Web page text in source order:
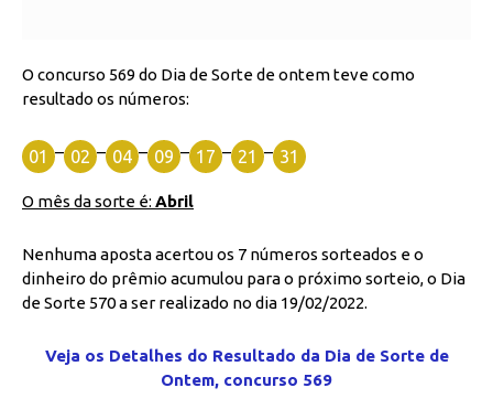
O concurso 569 do Dia de Sorte de ontem teve como
resultado os números:
01 – 02 – 04 – 09 – 17 – 21 – 31
O mês da sorte é: Abril
Nenhuma aposta acertou os 7 números sorteados e o
dinheiro do prêmio acumulou para o próximo sorteio, o Dia
de Sorte 570 a ser realizado no dia 19/02/2022.
Veja os Detalhes do Resultado da Dia de Sorte de
Ontem, concurso 569